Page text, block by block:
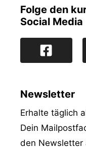
Folge den
Social Media
Newsletter
Erhalte täglich
Dein
den Newsletter